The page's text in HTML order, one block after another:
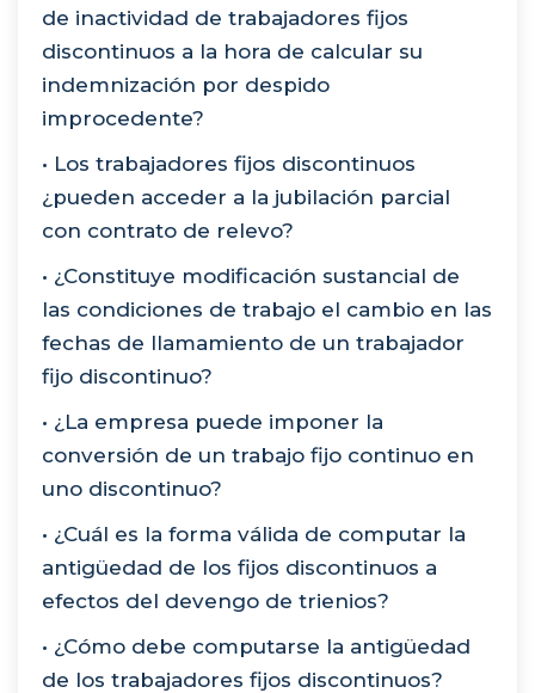
de inactividad de trabajadores fijos
discontinuos a la hora de calcular su
indemnización por despido
improcedente?
• Los trabajadores fijos discontinuos
¿pueden acceder a la jubilación parcial
con contrato de relevo?
• ¿Constituye modificación sustancial de
las condiciones de trabajo el cambio en las
fechas de llamamiento de un trabajador
fijo discontinuo?
• ¿La empresa puede imponer la
conversión de un trabajo fijo continuo en
uno discontinuo?
• ¿Cuál es la forma válida de computar la
antigüedad de los fijos discontinuos a
efectos del devengo de trienios?
• ¿Cómo debe computarse la antigüedad
de los trabajadores fijos discontinuos?